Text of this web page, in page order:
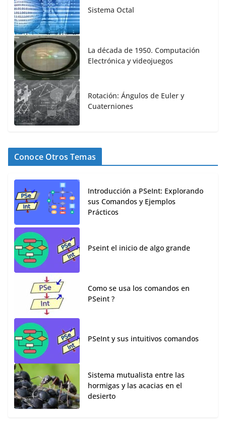
Sistema Octal
La década de 1950. Computación
Electrónica y videojuegos
Rotación: Ángulos de Euler y
Cuaterniones
Conoce Otros Temas
Introducción a PSeInt: Explorando
sus Comandos y Ejemplos
Prácticos
Pseint el inicio de algo grande
Como se usa los comandos en
PSeint ?
PSeInt y sus intuitivos comandos
Sistema mutualista entre las
hormigas y las acacias en el
desierto